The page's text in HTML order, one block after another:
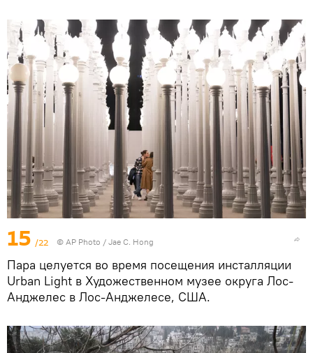
15 /22 © AP Photo / Jae C. Hong
Пара целуется во время посещения инсталляции
Urban Light в Художественном музее округа Лос-
Анджелес в Лос-Анджелесе, США.